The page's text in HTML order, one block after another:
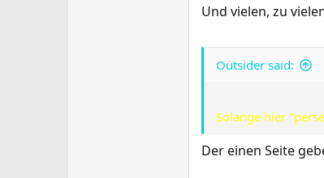
Und vielen, zu
Outsider said:
Solange hier
Der einen Seite